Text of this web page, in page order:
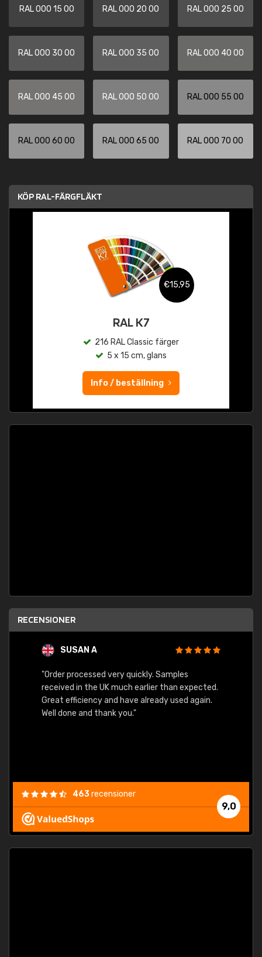
RAL 000 15 00 RAL 000 20 00 RAL 000 25 00
RAL 000 30 00 RAL 000 35 00 RAL 000 40 00
RAL 000 45 00 RAL 000 50 00 RAL 000 55 00
RAL 000 60 00 RAL 000 65 00 RAL 000 70 00
KÖP RAL-FÄRGFLÄKT
€15,95
RAL K7
216 RAL Classic färger
5 x 15 cm, glans
Info / beställning
RECENSIONER
SUSAN A
"Order processed very quickly. Samples
received in the UK much earlier than expected.
Great efficiency and have already used again.
Well done and thank you."
9,0
463recensioner